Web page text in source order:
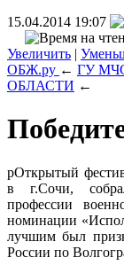
15.04.2014 19:07
Увеличить |
ОБЖ.ру ← ГУ
ОБЛАСТИ ←
рОткрытый
в г.Сочи,
профессии
номинации
лучшим был
России по